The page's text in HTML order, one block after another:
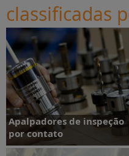
classificadas
Apalpadores de inspeção
por contato